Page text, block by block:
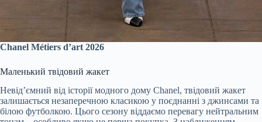
Chanel Métiers d’art 2026
Маленький твідовий жакет
Невід’ємний від історії модного дому Chanel, твідовий жакет
залишається незаперечною класикою у поєднанні з джинсами та
білою футболкою. Цього сезону віддаємо перевагу нейтральним